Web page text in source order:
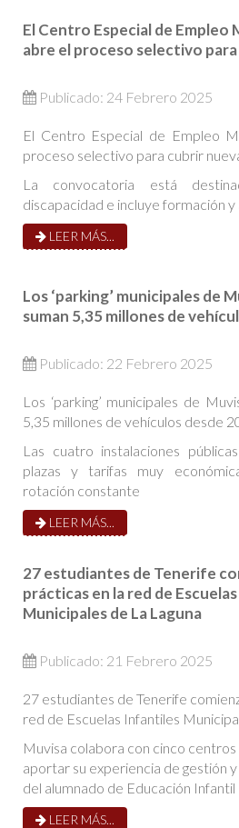
El Centro Especial de Empleo
abre el proceso selectivo
Publicado: 24 Febrero 2025
El Centro Especial de Empleo
proceso selectivo para cubrir
La convocatoria está
discapacidad e incluye formación
LEER MÁS...
Los ‘parking’ municipales de
suman 5,35 millones de
Publicado: 22 Febrero 2025
Los ‘parking’ municipales de
5,35 millones de vehículos desde
Las cuatro instalaciones
plazas y tarifas muy
rotación constante
LEER MÁS...
27 estudiantes de Tenerife
prácticas en la red de
Municipales de La Laguna
Publicado: 21 Febrero 2025
27 estudiantes de Tenerife
red de Escuelas Infantiles
Muvisa colabora con cinco
aportar su experiencia de gestión
del alumnado de Educación Infantil
LEER MÁS...